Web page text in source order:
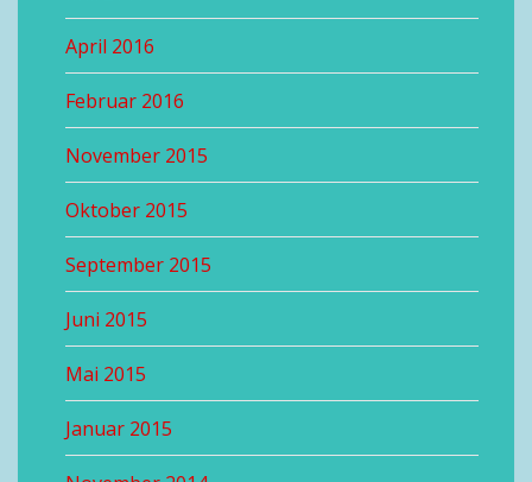
April 2016
Februar 2016
November 2015
Oktober 2015
September 2015
Juni 2015
Mai 2015
Januar 2015